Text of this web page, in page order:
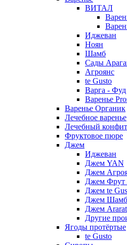
ВИТАЛ
Иджеван
Ноян
Шамб
Сады
Агроянс
te Gusto
Варга - Фуд
Варенье
Варенье Органик
Лечебное варенье
Лечебный
Фруктовое пюре
Джем
Иджеван
Джем YAN
Джем
Джем Фрут
Джем te
Джем Шамб
Джем Ararat
Другие
Ягоды протёртые
te Gusto